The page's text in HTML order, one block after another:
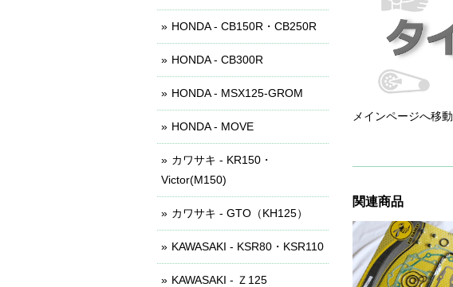
メインページへ移動
関連商品
HONDA - CB150R・CB250R
HONDA - CB300R
HONDA - MSX125-GROM
HONDA - MOVE
カワサキ - KR150・
Victor(M150)
カワサキ - GTO（KH125）
KAWASAKI - KSR80・KSR110
KAWASAKI - Ｚ125